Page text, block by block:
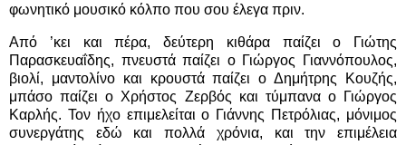
φωνητικό μουσικό κόλπο που σου έλεγα πριν.
Από ’κει και πέρα, δεύτερη κιθάρα παίζει ο Γιώτης
Παρασκευαΐδης, πνευστά παίζει ο Γιώργος Γιαννόπουλος,
βιολί, μαντολίνο και κρουστά παίζει ο Δημήτρης Κουζής,
μπάσο παίζει ο Χρήστος Ζερβός και τύμπανα ο Γιώργος
Καρλής. Τον ήχο επιμελείται ο Γιάννης Πετρόλιας, μόνιμος
συνεργάτης εδώ και πολλά χρόνια, και την επιμέλεια